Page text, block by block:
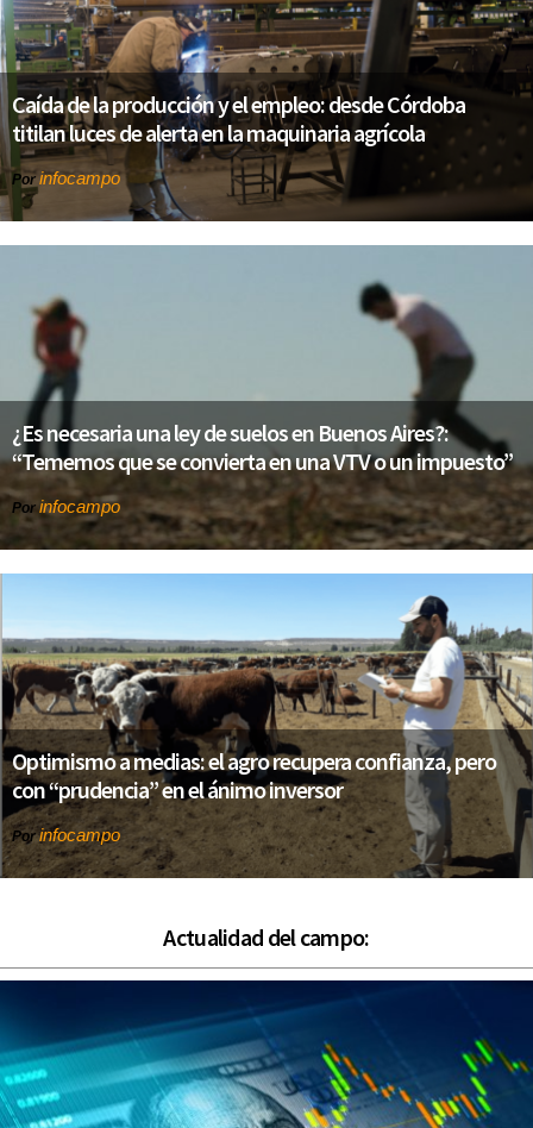
Caída de la producción y el empleo: desde Córdoba
titilan luces de alerta en la maquinaria agrícola
Por infocampo
¿Es necesaria una ley de suelos en Buenos Aires?:
“Tememos que se convierta en una VTV o un impuesto”
Por infocampo
Optimismo a medias: el agro recupera confianza, pero
con “prudencia” en el ánimo inversor
Porinfocampo
Actualidad del campo: